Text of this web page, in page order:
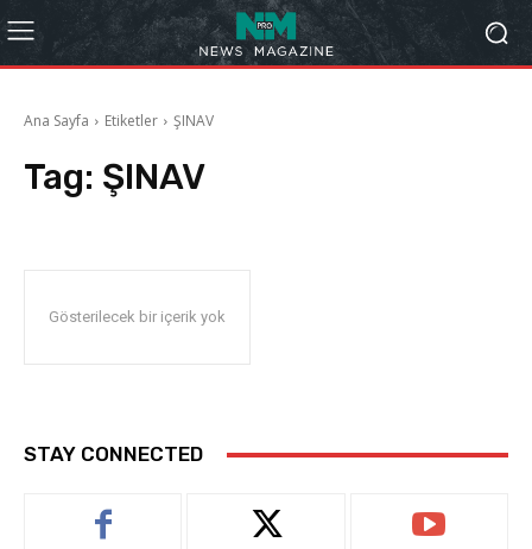
Ana Sayfa Etiketler ŞINAV
Tag: ŞINAV
Gösterilecek bir içerik yok
STAY CONNECTED